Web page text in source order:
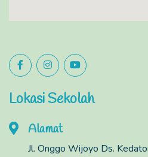
Lokasi Sekolah
Alamat
Jl. Onggo Wijoyo Ds.